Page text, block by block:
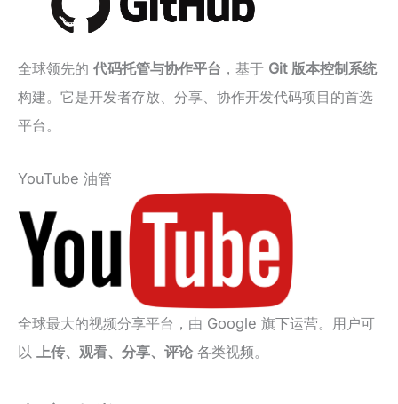
全球领先的 代码托管与协作平台 ，基于 Git 版本控制系统
构建。它是开发者存放、分享、协作开发代码项目的首选
平台。
YouTube 油管
全球最大的视频分享平台，由 Google 旗下运营。用户可
以
上传、观看、分享、评论 各类视频。